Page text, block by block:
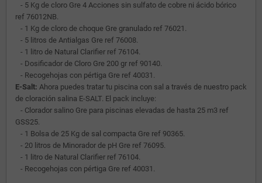
- 5 Kg de cloro Gre 4 Acciones sin sulfato de cobre ni ácido bórico
ref 76012NB.
- 1 Kg de cloro de choque Gre granulado ref 76021.
- 5 litros de Antialgas Gre ref 76008.
- 1 litro de Natural Clarifier ref 76104.
- Dosificador de Cloro Gre 200 gr ref 90140.
- Recogehojas con pértiga Gre ref 40031.
E-Salt: Ahora puedes tratar tu piscina con sal a través de nuestro pack
de cloración salina E-SALT. El pack incluye:
- Clorador salino Gre para piscinas elevadas de hasta 25 m3 ref
GSS25.
- 1 Bolsa de 25 Kg de sal compacta Gre ref 90365.
- 20 litros de Minorador de pH Gre ref 76095.
- 1 litro de Natural Clarifier ref 76104.
- Recogehojas con pértiga Gre ref 40031.